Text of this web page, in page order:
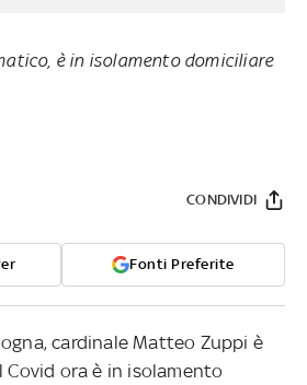
è in isolamento domiciliare
Fonti Preferite
CONDIVIDI
cardinale Matteo Zuppi è
ora è in isolamento